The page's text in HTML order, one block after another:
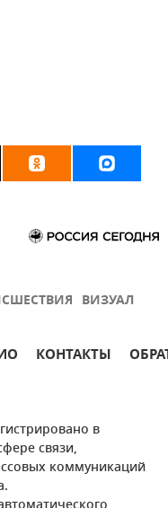
ВИЗУАЛ
КОНТАКТЫ
в
связи,
коммуникаций